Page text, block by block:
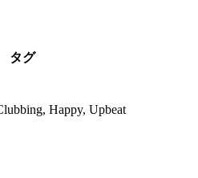
タグ
Happy, Upbeat